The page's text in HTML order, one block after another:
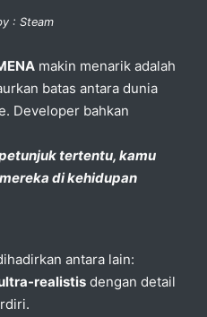
: Steam
makin menarik adalah
batas antara dunia
Developer bahkan
tertentu, kamu
di kehidupan
antara lain:
realistisdengan detail